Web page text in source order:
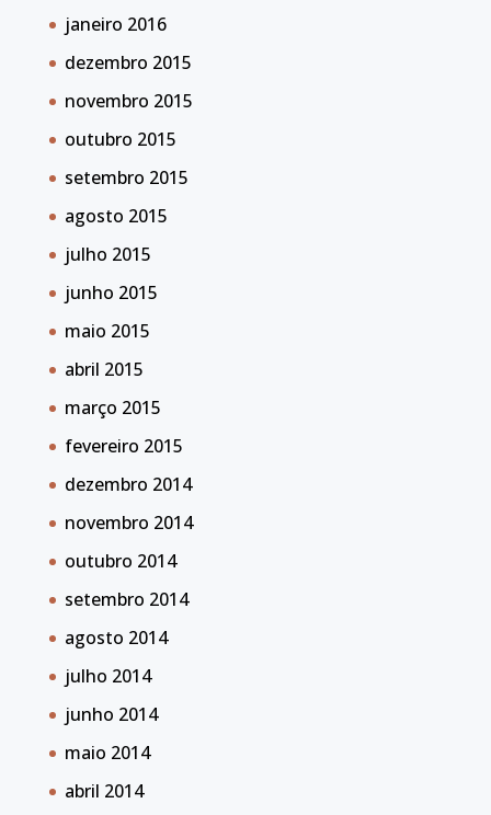
janeiro 2016
dezembro 2015
novembro 2015
outubro 2015
setembro 2015
agosto 2015
julho 2015
junho 2015
maio 2015
abril 2015
março 2015
fevereiro 2015
dezembro 2014
novembro 2014
outubro 2014
setembro 2014
agosto 2014
julho 2014
junho 2014
maio 2014
abril 2014